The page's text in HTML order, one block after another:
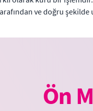
ve doğru
Ön